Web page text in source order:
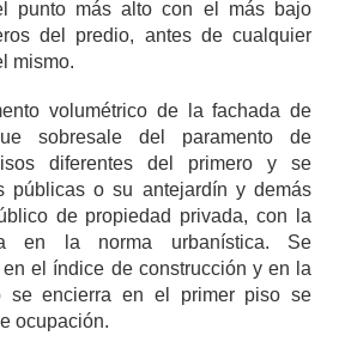
punto más alto con el más bajo
del predio, antes de cualquier
mismo.
volumétrico de la fachada de
sobresale del paramento de
diferentes del primero y se
públicas o su antejardín y demás
de propiedad privada, con la
en la norma urbanística. Se
el índice de construcción y en la
se encierra en el primer piso se
ocupación.